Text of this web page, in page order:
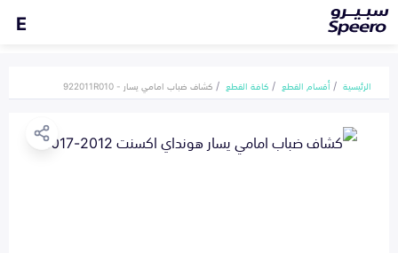
E
الرئيسية أقسام القطع كافة القطع كشاف ضباب امامي يسار - 922011R010